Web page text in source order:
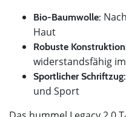
Bio-Baumwolle:
Haut
Robuste
widerstandsfähig
Sportlicher Schriftzug:
und Sport